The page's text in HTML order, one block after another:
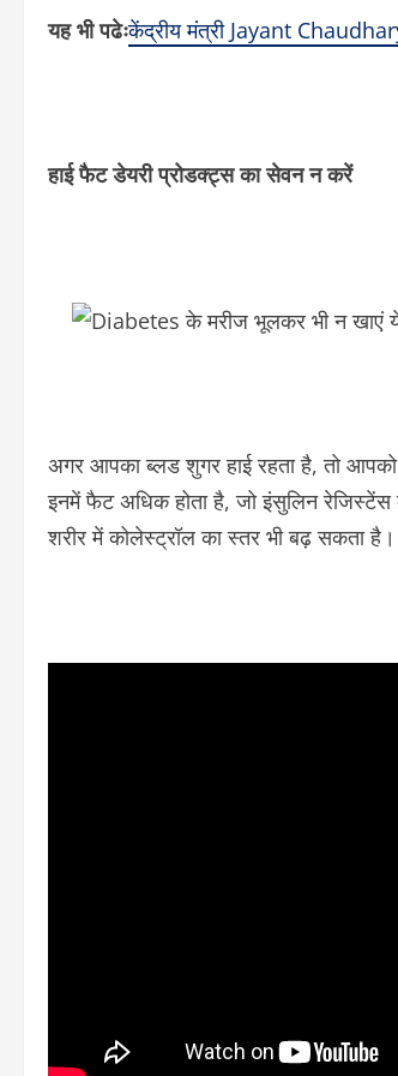
यह भी पढेःकेंद्रीय मंत्री Jayant Chaudhary
हाई फैट डेयरी प्रोडक्ट्स का सेवन न करें
अगर आपका ब्लड शुगर हाई रहता है, तो
इनमें फैट अधिक होता है, जो इंसुलिन
शरीर में कोलेस्ट्रॉल का स्तर भी बढ़ सकता है।